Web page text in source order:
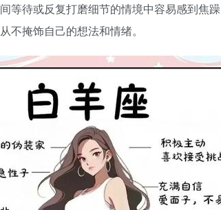
等待或反复打磨细节的情境中容易感到焦
不掩饰自己的想法和情绪。